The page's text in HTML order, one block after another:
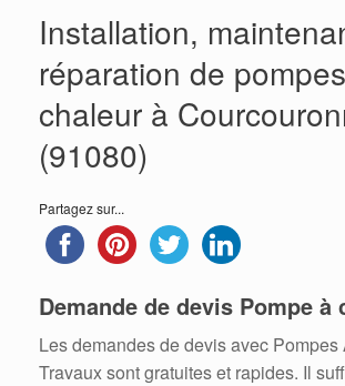
Installation,
réparation de
chaleur à
(91080)
Partagez sur...
Demande de devis Pompe à
Les demandes de devis avec
Travaux sont gratuites et rapides. Il